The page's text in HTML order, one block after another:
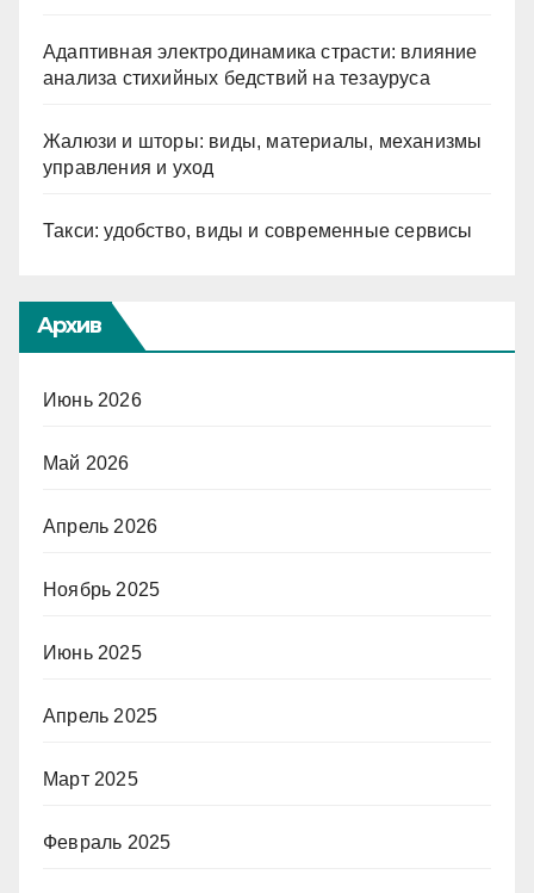
Адаптивная электродинамика страсти: влияние
анализа стихийных бедствий на тезауруса
Жалюзи и шторы: виды, материалы, механизмы
управления и уход
Такси: удобство, виды и современные сервисы
Архив
Июнь 2026
Май 2026
Апрель 2026
Ноябрь 2025
Июнь 2025
Апрель 2025
Март 2025
Февраль 2025